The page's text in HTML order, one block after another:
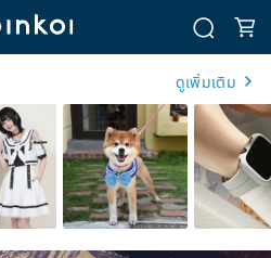
ดูเพิ่มเติม